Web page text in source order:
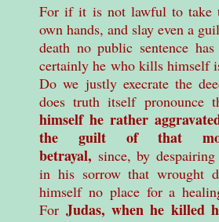
For if it is not lawful to take
own hands, and slay even a
death no public sentence
certainly he who kills himself
Do we justly execrate the
does truth itself pronounce
himself he rather
the guilt of that
betrayal, since, by
in his sorrow that wrought
himself no place for a
ForJudas, when he killed